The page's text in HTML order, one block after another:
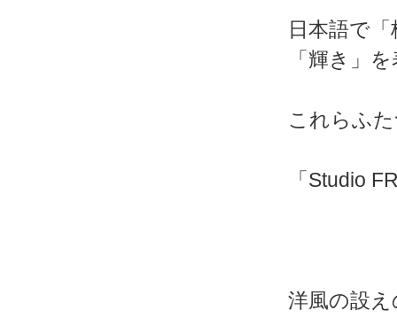
日本語で
「輝き」
これらふ
「Studio
洋風の設